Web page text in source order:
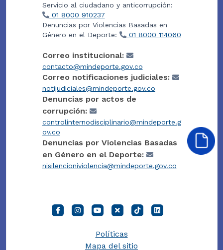
Servicio al ciudadano y anticorrupción:
01 8000 910237
Denuncias por Violencias Basadas en
Género en el Deporte:
01 8000 114060
Correo institucional:
contacto@mindeporte.gov.co
Correo notificaciones judiciales:
notijudiciales@mindeporte.gov.co
Denuncias por actos de
corrupción:
controlinternodisciplinario@mindeporte.g
ov.co
Denuncias por Violencias Basadas
en Género en el Deporte:
nisilencioniviolencia@mindeporte.gov.co
Políticas
Mapa del sitio